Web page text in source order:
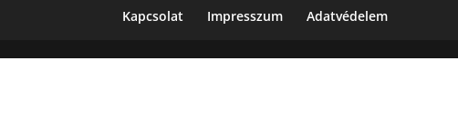
Kapcsolat Impresszum Adatvédelem